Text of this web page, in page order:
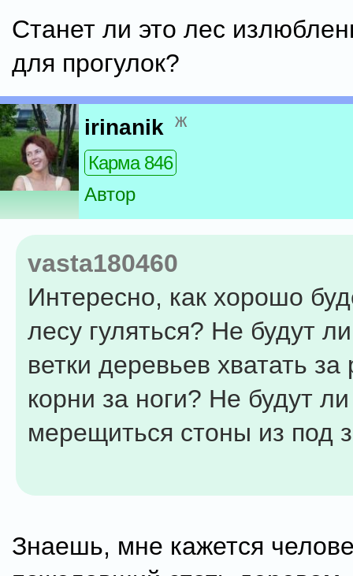
Станет ли это лес
для прогулок?
irinanik ж
Карма 846
Автор
vasta180460
Интересно, как хорошо
лесу гуляться? Не будут
ветки деревьев хватать за
корни за ноги? Не будут ли
мерещиться стоны из под
Знаешь, мне кажется